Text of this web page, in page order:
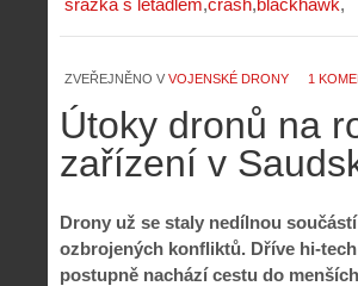
ZVEŘEJNĚNO V VOJENSKÉ DRONY 1
Útoky dronů na
zařízení v
Drony už se staly nedílnou
ozbrojených konfliktů. Dříve hi-
postupně nachází cestu do